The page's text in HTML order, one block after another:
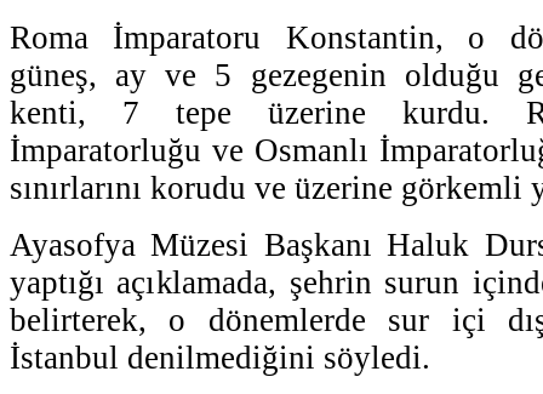
Roma İmparatoru Konstantin, o
güneş, ay ve 5 gezegenin olduğu
kenti, 7 tepe üzerine kurdu.
İmparatorluğu ve Osmanlı
sınırlarını korudu ve üzerine görkemli
Ayasofya Müzesi Başkanı Haluk
yaptığı açıklamada, şehrin surun
belirterek, o dönemlerde sur içi
İstanbul denilmediğini söyledi.